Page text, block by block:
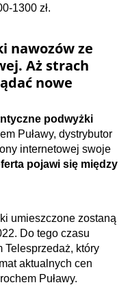
1300 zł.
nawozów ze
Aż strach
nowe
podwyżki
Puławy, dystrybutor
internetowej swoje
pojawi się między
umieszczone zostaną
Do tego czasu
Telesprzedaż, który
aktualnych cen
Puławy.